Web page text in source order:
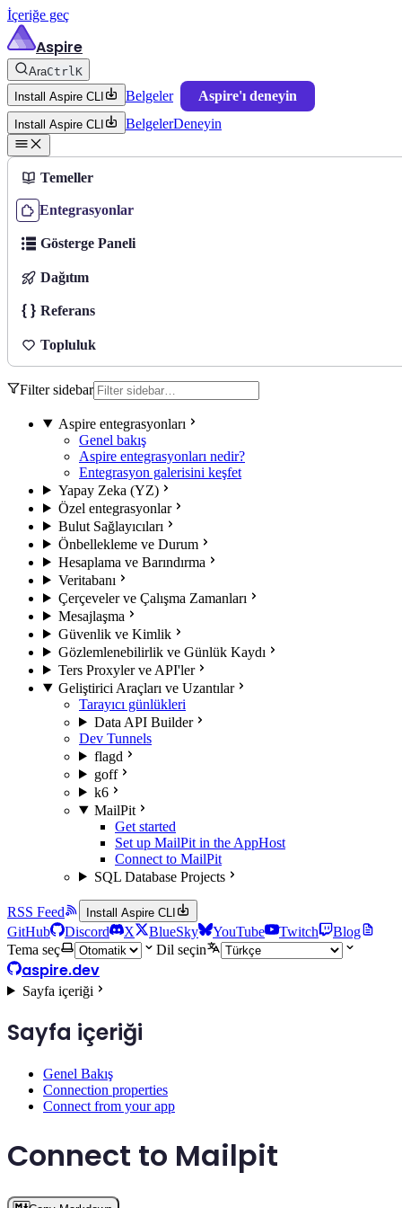
İçeriğe geç
Aspire
AraCtrlK
Install Aspire CLI
Belgeler Aspire'ı deneyin
Install Aspire CLI BelgelerDeneyin
Temeller
Entegrasyonlar
Gösterge Paneli
Dağıtım
Referans
Topluluk
Filter sidebar
Aspire entegrasyonları
Genel bakış
Aspire entegrasyonları nedir?
Entegrasyon galerisini keşfet
Yapay Zeka (YZ)
Özel entegrasyonlar
Bulut Sağlayıcıları
Önbellekleme ve Durum
Hesaplama ve Barındırma
Veritabanı
Çerçeveler ve Çalışma Zamanları
Mesajlaşma
Güvenlik ve Kimlik
Gözlemlenebilirlik ve Günlük Kaydı
Ters Proxyler ve API'ler
Geliştirici Araçları ve Uzantılar
Tarayıcı günlükleri
Data API Builder
Dev Tunnels
flagd
goff
k6
MailPit
Get started
Set up MailPit in the AppHost
Connect to MailPit
SQL Database Projects
RSS Feed Install Aspire CLI
GitHub Discord X BlueSky YouTube Twitch
Blog
Tema seç
Dil seçin
aspire.dev
Sayfa içeriği
Sayfa içeriği
Genel Bakış
Connection properties
Connect from your app
Connect to Mailpit